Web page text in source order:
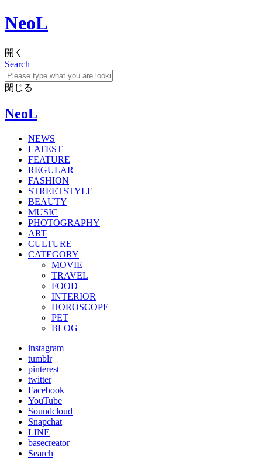
NeoL
開く
Search
閉じる
NeoL
NEWS
LATEST
FEATURE
REGULAR
FASHION
STREETSTYLE
BEAUTY
MUSIC
PHOTOGRAPHY
ART
CULTURE
CATEGORY
MOVIE
TRAVEL
FOOD
INTERIOR
HOROSCOPE
PET
BLOG
instagram
tumblr
pinterest
twitter
Facebook
YouTube
Soundcloud
Snapchat
LINE
basecreator
Search